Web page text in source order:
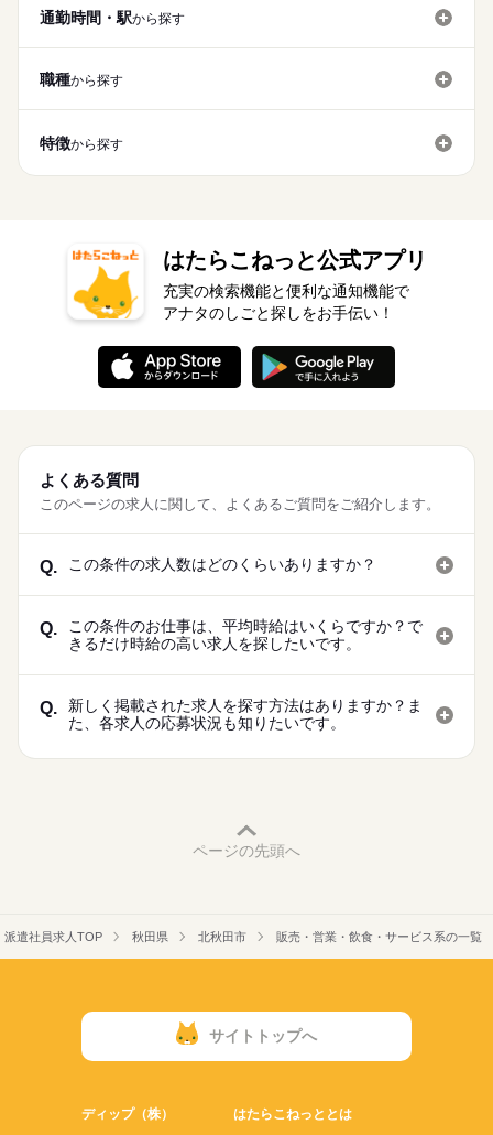
通勤時間・駅から探す
職種から探す
特徴から探す
はたらこねっと公式アプリ
充実の検索機能と便利な通知機能で
アナタのしごと探しをお手伝い！
よくある質問
このページの求人に関して、よくあるご質問をご紹介します。
Q. この条件の求人数はどのくらいありますか？
Q.
この条件のお仕事は、平均時給はいくらですか？で
きるだけ時給の高い求人を探したいです。
Q.
新しく掲載された求人を探す方法はありますか？ま
た、各求人の応募状況も知りたいです。
ページの先頭へ
派遣社員求人TOP 秋田県 北秋田市 販売・営業・飲食・サービス系の一覧
サイトトップへ
ディップ（株） はたらこねっととは